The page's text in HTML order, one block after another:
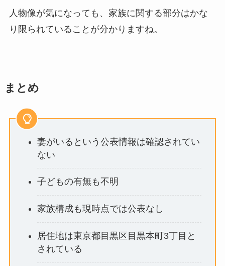
人物像が気になっても、家族に関する部分はかな
り限られていることが分かりますね。
まとめ
妻がいるという公表情報は確認されてい
ない
子どもの有無も不明
家族構成も現時点では公表なし
居住地は東京都目黒区目黒本町3丁目と
されている